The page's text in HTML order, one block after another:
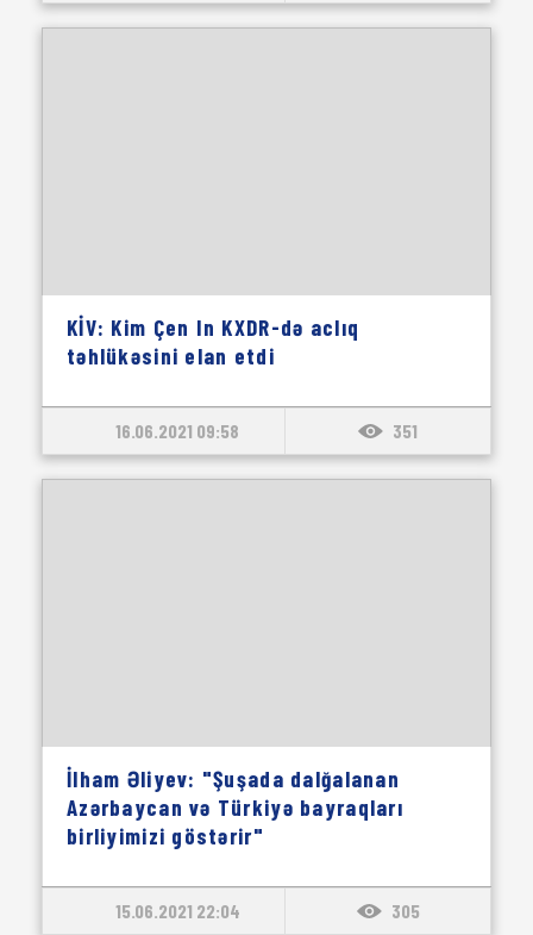
KİV: Kim Çen In KXDR-də aclıq
təhlükəsini elan etdi
16.06.2021 09:58 351
İlham Əliyev: "Şuşada dalğalanan
Azərbaycan və Türkiyə bayraqları
birliyimizi göstərir"
15.06.2021 22:04 305